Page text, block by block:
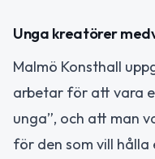
Unga kreatörer
Malmö Konsthall
arbetar för att vara
unga”, och att man
för den som vill hålla